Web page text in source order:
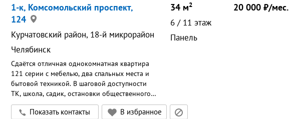
1-к, Комсомольский проспект,
124
Курчатовский район, 18-й микрорайон
Челябинск
Сдаётся отличная однокомнатная квартира
121 серии с мебелью, два спальных места и
бытовой техникой. В шаговой доступности
ТК, школа, садик, остановки общественного
транспорта.Предоплата за 1 месяцЗалог 10
000 ₽ Показать контакты В избранное
34 м2
6 / 11 этаж
Панель
20 000 /мес.